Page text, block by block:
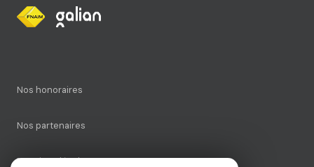
Nos honoraires
Nos partenaires
Mentions légales